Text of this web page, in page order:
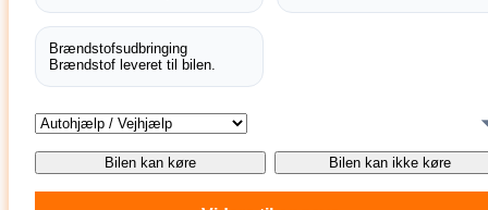
Brændstofsudbringing
Brændstof leveret til bilen.
Bilen kan køre Bilen kan ikke køre